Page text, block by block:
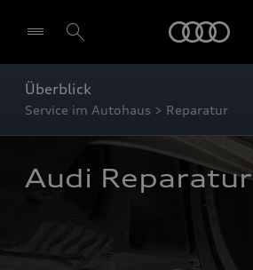
Überblick
Service im Autohaus > Reparatur
Audi Reparatur